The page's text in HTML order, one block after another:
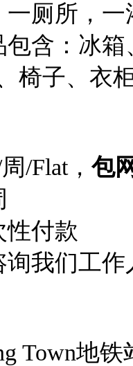
一厕所，一
含：冰
椅子、衣
/Flat， 包
性付款
我们工作
Town地